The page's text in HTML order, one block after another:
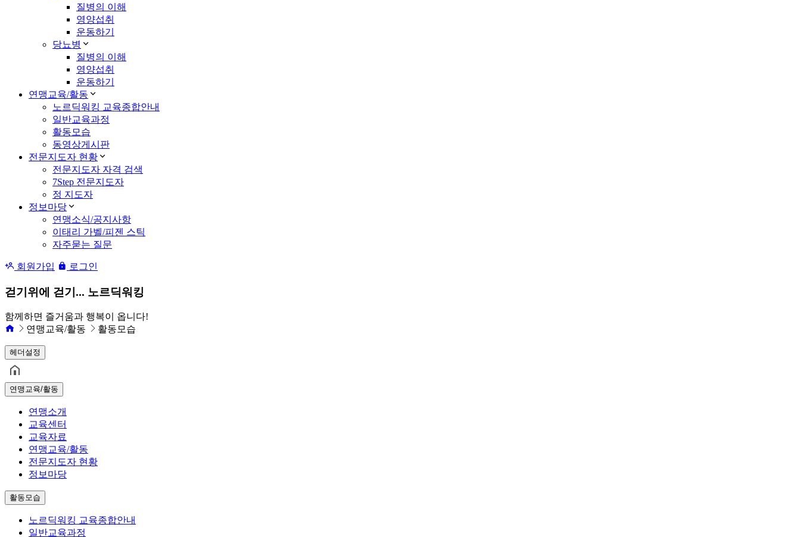
질병의 이해
영양섭취
운동하기
당뇨병
질병의 이해
영양섭취
운동하기
연맹교육/활동
노르딕워킹 교육종합안내
일반교육과정
활동모습
동영상게시판
전문지도자 현황
전문지도자 자격 검색
7Step 전문지도자
정 지도자
정보마당
연맹소식/공지사항
이태리 가벨/피젠 스틱
자주묻는 질문
회원가입 로그인
걷기위에 걷기... 노르딕워킹
함께하면 즐거움과 행복이 옵니다!
연맹교육/활동
활동모습
헤더설정
연맹교육/활동
연맹소개
교육센터
교육자료
연맹교육/활동
전문지도자 현황
정보마당
활동모습
노르딕워킹 교육종합안내
일반교육과정